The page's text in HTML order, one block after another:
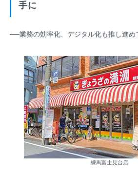
手に
──業務の効率化、デジタル化も推し進め
練馬富士見台店